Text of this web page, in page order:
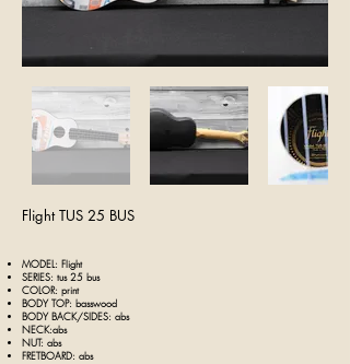
Flight TUS 25 BUS
MODEL: Flight
SERIES: tus 25 bus
COLOR: print
BODY TOP: basswood
BODY BACK/SIDES: abs
NECK:abs
NUT: abs
FRETBOARD: abs